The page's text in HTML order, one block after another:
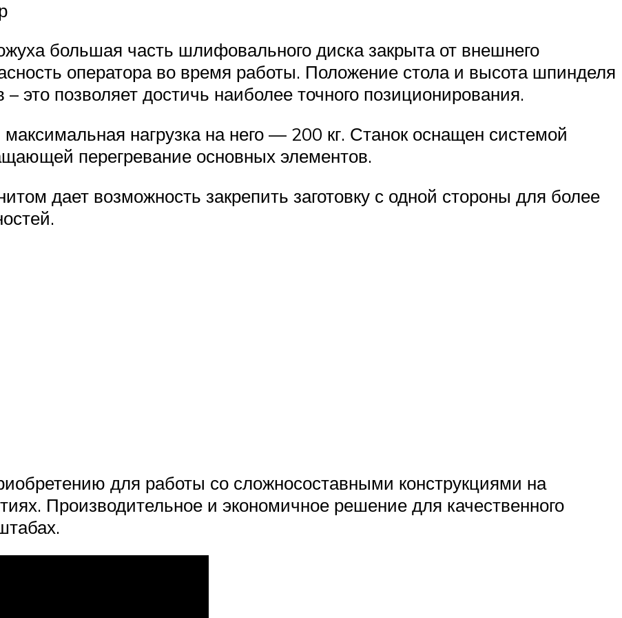
большая часть шлифовального диска закрыта от внешнего
оператора во время работы. Положение стола и высота шпинделя
это позволяет достичь наиболее точного позиционирования.
нагрузка на него — 200 кг. Станок оснащен системой
перегревание основных элементов.
дает возможность закрепить заготовку с одной стороны для более
для работы со сложносоставными конструкциями на
Производительное и экономичное решение для качественного